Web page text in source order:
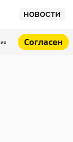
НОВОСТИ
Согласен